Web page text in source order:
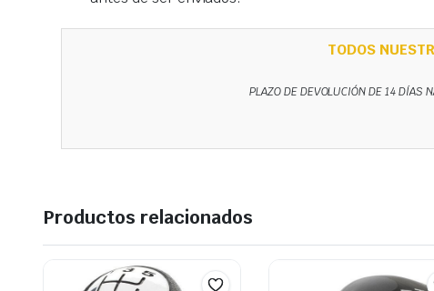
TODOS
PLAZO DE DEVOLUCIÓN DE 14 DÍAS
Productos relacionados